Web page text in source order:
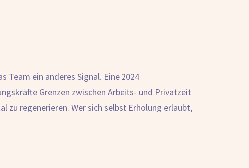
Team ein anderes Signal. Eine 2024
Grenzen zwischen Arbeits- und Privatzeit
zu regenerieren. Wer sich selbst Erholung erlaubt,